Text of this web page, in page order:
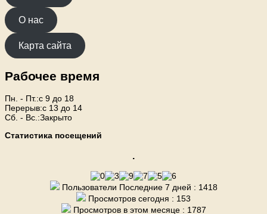
О нас
Карта сайта
Рабочее время
Пн. - Пт.:с 9 до 18
Перерыв:с 13 до 14
Сб. - Вс.:Закрыто
Статистика посещений
.
Пользователи Последние 7 дней : 1418
Просмотров сегодня : 153
Просмотров в этом месяце : 1787